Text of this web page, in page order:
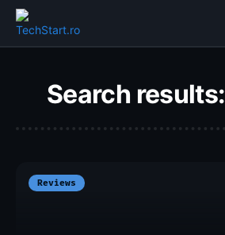
Search results:
Reviews